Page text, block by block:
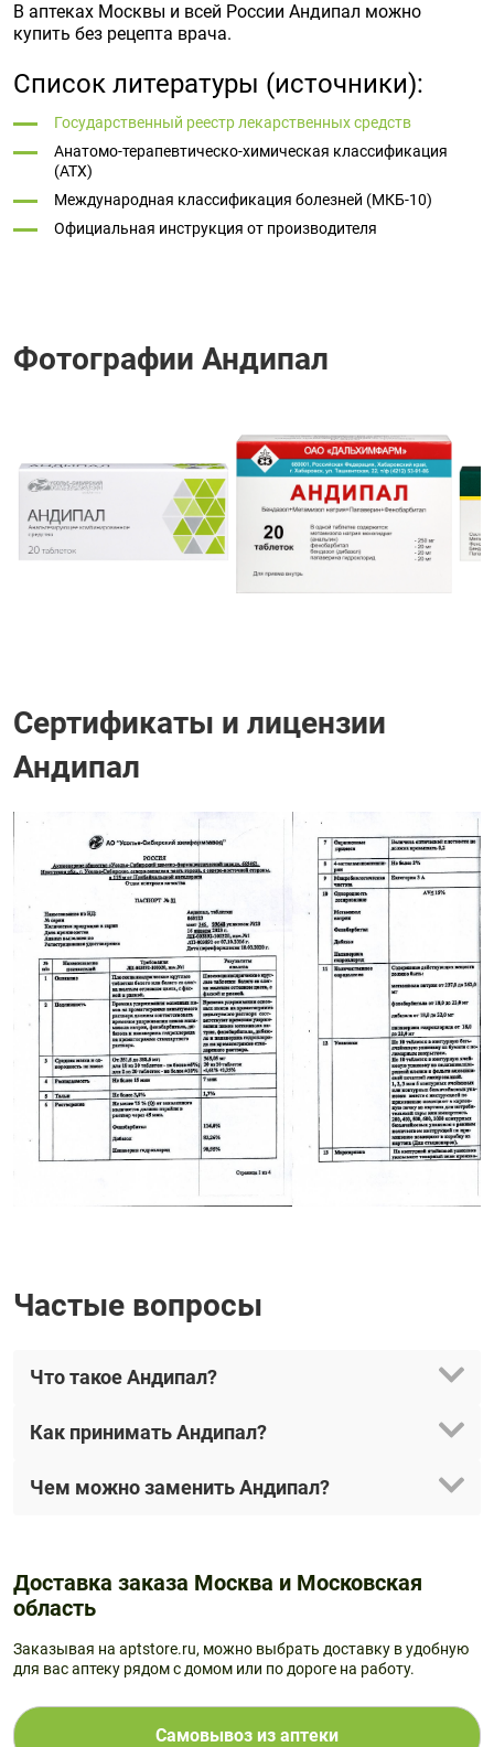
В аптеках Москвы и всей России Андипал можно
купить без рецепта врача.
Список литературы (источники):
Государственный реестр лекарственных средств
Анатомо-терапевтическо-химическая классификация
(ATX)
Международная классификация болезней (МКБ-10)
Официальная инструкция от производителя
Фотографии Андипал
Сертификаты и лицензии
Андипал
Частые вопросы
Что такое Андипал?
Как принимать Андипал?
Чем можно заменить Андипал?
Доставка заказа Москва и Московская
область
Заказывая на aptstore.ru, можно выбрать доставку в удобную
для вас аптеку рядом с домом или по дороге на работу.
Самовывоз из аптеки